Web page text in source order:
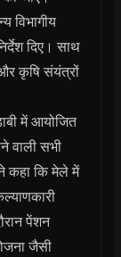
विभागीय
दिए। साथ
कृषि संयंत्रों
में आयोजित
वाली सभी
कहा कि मेले में
पेंशन
जैसी